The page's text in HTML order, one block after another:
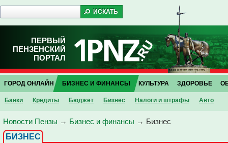
ПЕРВЫЙ
ПЕНЗЕНСКИЙ
ПОРТАЛ
ГОРОД ОНЛАЙН БИЗНЕС И ФИНАНСЫ
Банки Кредиты Бюджет Бизнес Налоги и штрафы Авто
КУЛЬТУРА ЗДОРОВЬЕ
Новости Пензы → Бизнес и финансы → Бизнес
БИЗНЕС